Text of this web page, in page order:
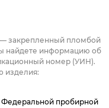
закрепленный пломбой
найдете информацию об
номер (УИН).
изделия:
пробирной